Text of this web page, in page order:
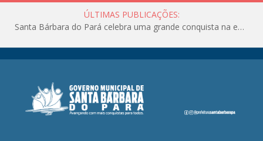
ÚLTIMAS PUBLICAÇÕES:
Santa Bárbara do Pará celebra uma grande conquista na educação!